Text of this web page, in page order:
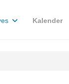
Kalender